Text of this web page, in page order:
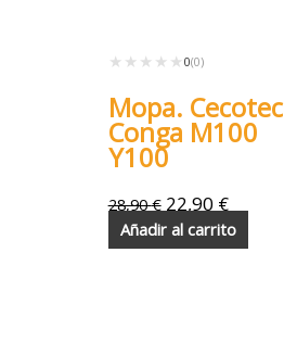
★★★★★
★★★★★ 0(0)
Mopa. Cecotec
Conga M100
Y100
28,90€ 22,90 €
Añadir al carrito